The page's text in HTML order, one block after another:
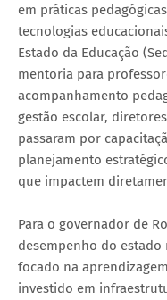
em práticas
tecnologias
Estado da Educação
mentoria para
acompanhamento
gestão escolar,
passaram por
planejamento
que impactem
Para o governador de
desempenho do
focado na
investido em